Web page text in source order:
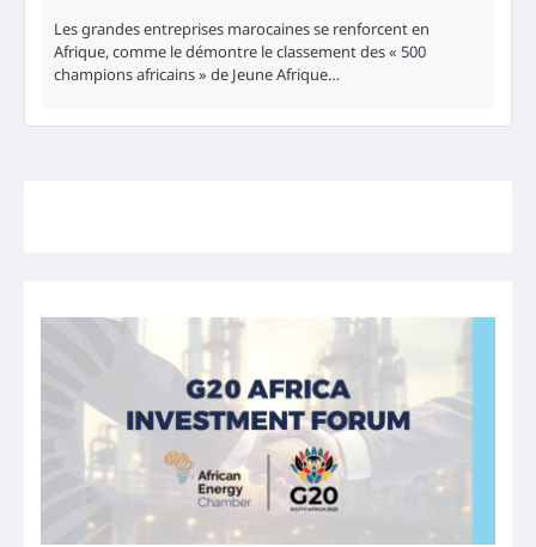
Les grandes entreprises marocaines se renforcent en
Afrique, comme le démontre le classement des « 500
champions africains » de Jeune Afrique…